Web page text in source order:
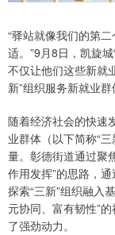
“驿站就像我们的第
适。”9月8日，凯旋
不仅让他们这些新就
新”组织服务新就业群
随着经济社会的快速
业群体（以下简称“
量。彰德街道通过聚
作用发挥”的思路，
探索“三新”组织融入
元协同、富有韧性”
了强劲动力。